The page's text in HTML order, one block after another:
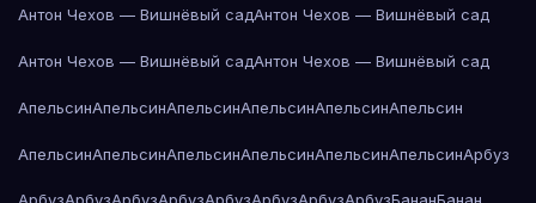
Антон Чехов — Вишнёвый садАнтон Чехов — Вишнёвый сад
Антон Чехов — Вишнёвый садАнтон Чехов — Вишнёвый сад
АпельсинАпельсинАпельсинАпельсинАпельсинАпельсин
АпельсинАпельсинАпельсинАпельсинАпельсинАпельсинАрбуз